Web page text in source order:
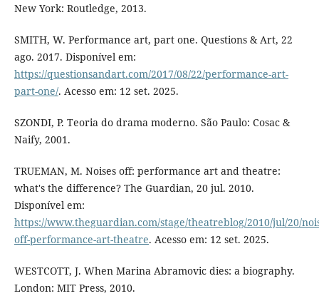
New York: Routledge, 2013.
SMITH, W. Performance art, part one. Questions & Art, 22
ago. 2017. Disponível em:
https://questionsandart.com/2017/08/22/performance-art-
part-one/. Acesso em: 12 set. 2025.
SZONDI, P. Teoria do drama moderno. São Paulo: Cosac &
Naify, 2001.
TRUEMAN, M. Noises off: performance art and theatre:
what's the difference? The Guardian, 20 jul. 2010.
Disponível em:
https://www.theguardian.com/stage/theatreblog/2010/jul/20/
off-performance-art-theatre. Acesso em: 12 set. 2025.
WESTCOTT, J. When Marina Abramovic dies: a biography.
London: MIT Press, 2010.